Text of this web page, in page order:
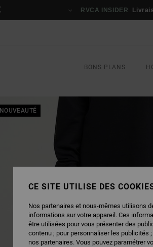
RVCA INSIDER
BONS PLANS
NOUVEAUTÉ
CE SITE UTILISE DES
Nos partenaires et nous-mêmes utilisons
informations sur votre appareil. Ces
être utilisées pour vous présenter des
contenu ; pour personnaliser les publicités
nos partenaires. Vous pouvez paramétrer